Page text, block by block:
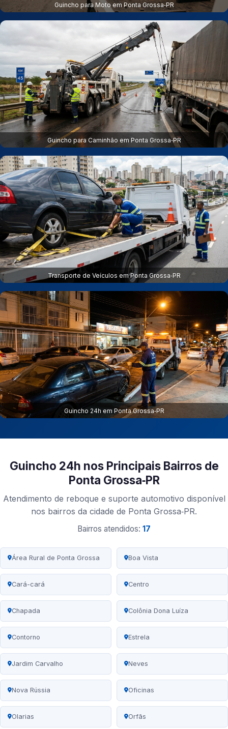
Guincho para Moto em Ponta Grossa‑PR
Guincho para Caminhão em Ponta Grossa‑PR
Transporte de Veículos em Ponta Grossa‑PR
Guincho 24h em Ponta Grossa‑PR
Guincho 24h nos Principais Bairros de
Ponta Grossa‑PR
Atendimento de reboque e suporte automotivo disponível
nos bairros da cidade de Ponta Grossa‑PR.
Bairros atendidos: 17
Área Rural de Ponta Grossa Boa Vista
Cará-cará Centro
Chapada Colônia Dona Luíza
Contorno Estrela
Jardim Carvalho Neves
Nova Rússia Oficinas
Olarias Orfãs